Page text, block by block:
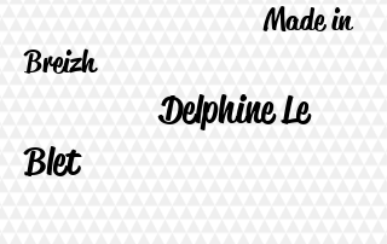
Made in
Breizh
Delphine Le
Blet